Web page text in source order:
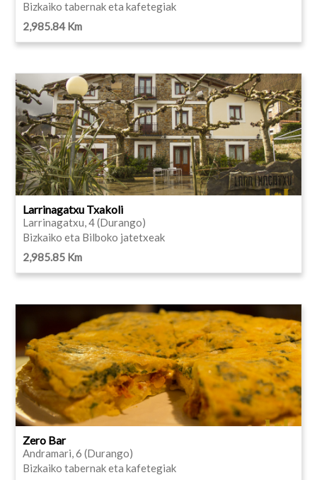
Bizkaiko tabernak eta kafetegiak
2,985.84 Km
Larrinagatxu Txakoli
Larrinagatxu, 4 (Durango)
Bizkaiko eta Bilboko jatetxeak
2,985.85 Km
Zero Bar
Andramari, 6 (Durango)
Bizkaiko tabernak eta kafetegiak